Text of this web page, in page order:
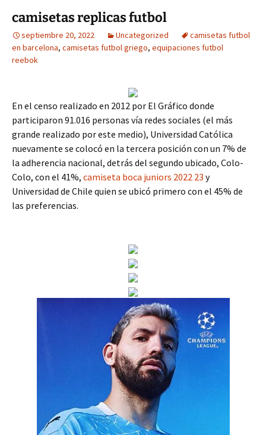
camisetas replicas futbol
septiembre 20, 2022 Uncategorized
camisetas futbol
en barcelona, camisetas futbol griego, equipaciones futbol
reebok
En el censo realizado en 2012 por El Gráfico donde
participaron 91.016 personas vía redes sociales (el más
grande realizado por este medio), Universidad Católica
nuevamente se colocó en la tercera posición con un 7% de
la adherencia nacional, detrás del segundo ubicado, Colo-
Colo, con el 41%, camiseta boca juniors 2022 23 y
Universidad de Chile quien se ubicó primero con el 45% de
las preferencias.